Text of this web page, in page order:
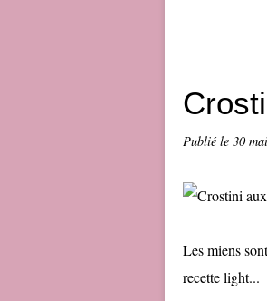
Publié le 30
Les miens
recette light...